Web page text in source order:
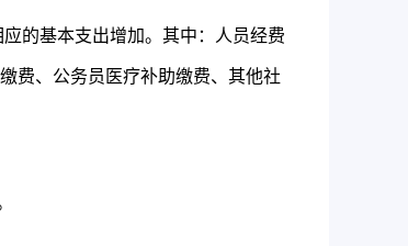
的基本支出增加。 其中：人员经费
费、公务员医疗补助缴费、其他社